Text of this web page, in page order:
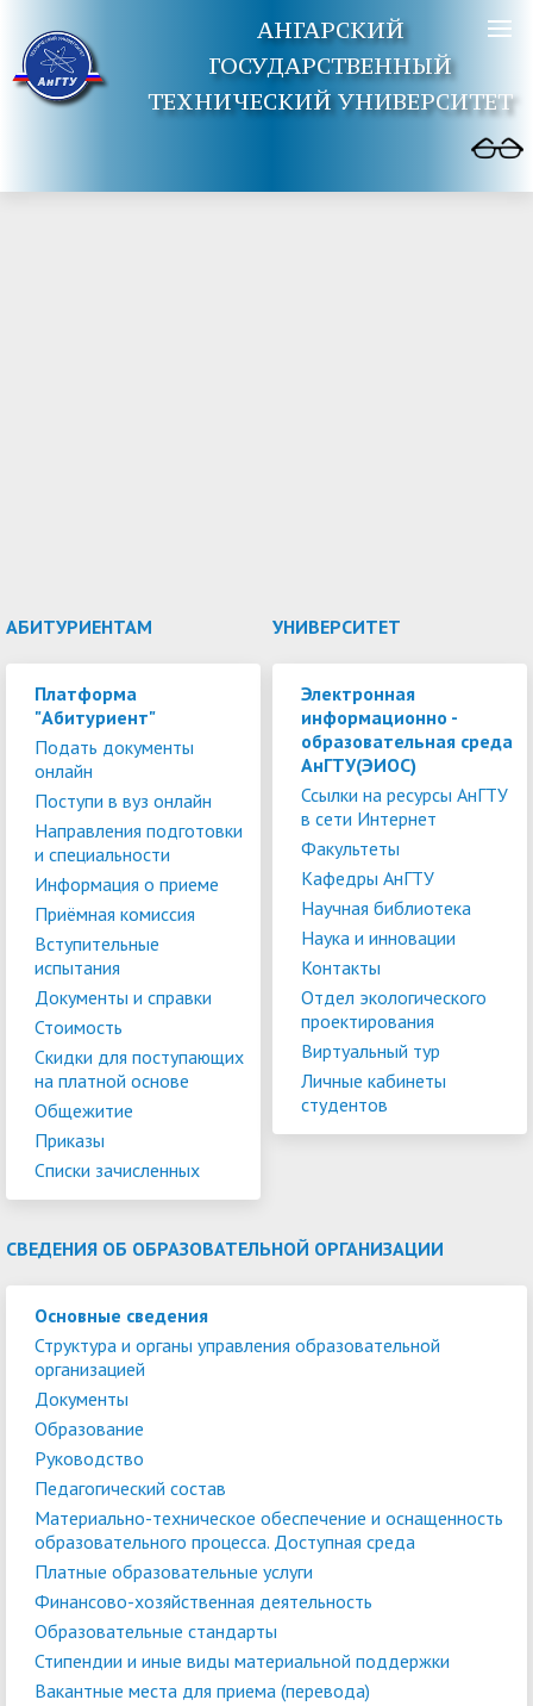
АНГАРСКИЙ
ГОСУДАРСТВЕННЫЙ
ТЕХНИЧЕСКИЙ УНИВЕРСИТЕТ
АБИТУРИЕНТАМ
Платформа
"Абитуриент"
Подать документы
онлайн
Поступи в вуз онлайн
Направления подготовки
и специальности
Информация о приеме
Приёмная комиссия
Вступительные
испытания
Документы и справки
Стоимость
Скидки для поступающих
на платной основе
Общежитие
Приказы
Списки зачисленных
УНИВЕРСИТЕТ
Электронная
информационно -
образовательная среда
АнГТУ(ЭИОС)
Ссылки на ресурсы АнГТУ
в сети Интернет
Факультеты
Кафедры АнГТУ
Научная библиотека
Наука и инновации
Контакты
Отдел экологического
проектирования
Виртуальный тур
Личные кабинеты
студентов
СВЕДЕНИЯ ОБ ОБРАЗОВАТЕЛЬНОЙ ОРГАНИЗАЦИИ
Основные сведения
Структура и органы управления образовательной
организацией
Документы
Образование
Руководство
Педагогический состав
Материально-техническое обеспечение и оснащенность
образовательного процесса. Доступная среда
Платные образовательные услуги
Финансово-хозяйственная деятельность
Образовательные стандарты
Стипендии и иные виды материальной поддержки
Вакантные места для приема (перевода)